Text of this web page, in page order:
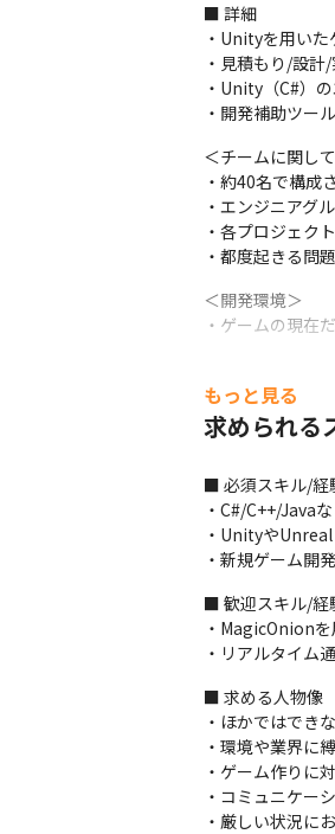
■ 詳細
・Unityを用い
・見積もり/設
・Unity（C#）
・開発補助ツー
＜チームに関し
・約40名で構成
・エンジニアグ
・各プロジェク
・都度起きる問
＜開発環境＞
・ゲームの現在
・『DRAGON』
・プロデューサ
業部長）が就任し
てきた、ゲーム
＜タイトル一覧＞
・『ユアマジェ
・『D4DJ Groovy
・『ブラックス
・『Tokyo 7th
・『暴走列伝 単
■ この仕事の面
・個々の裁量が
・オリジナルタ
もっと見る
求められる
■ 必須スキル/経
・C#/C++/Java
・Unityや
・新規ゲーム開
■ 歓迎スキル/経
・MagicOnion
・リアルタイム
■ 求める人物像
・ほかではでき
・環境や業界に
・ゲーム作りに
・コミュニケー
・厳しい状況に